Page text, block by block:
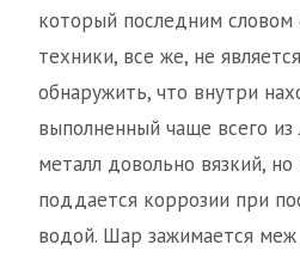
который последним словом
техники, все же, не
обнаружить, что внутри
выполненный чаще всего из
металл довольно вязкий,
поддается коррозии при
водой. Шар зажимается